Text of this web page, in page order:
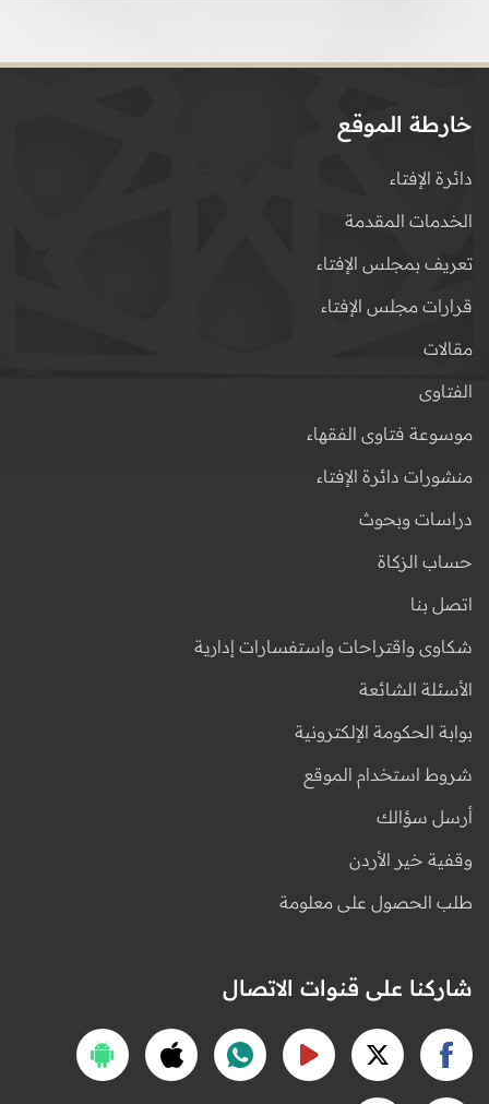
خارطة الموقع
دائرة الإفتاء
الخدمات المقدمة
تعريف بمجلس الإفتاء
قرارات مجلس الإفتاء
مقالات
الفتاوى
موسوعة فتاوى الفقهاء
منشورات دائرة الإفتاء
دراسات وبحوث
حساب الزكاة
اتصل بنا
شكاوى واقتراحات واستفسارات إدارية
الأسئلة الشائعة
بوابة الحكومة الإلكترونية
شروط استخدام الموقع
أرسل سؤالك
وقفية خير الأردن
طلب الحصول على معلومة
شاركنا على قنوات الاتصال